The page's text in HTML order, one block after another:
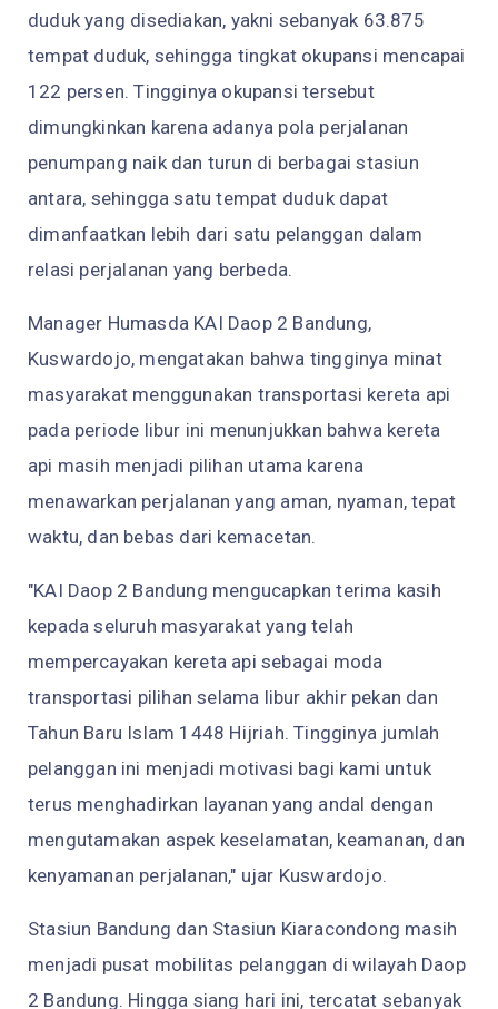
duduk yang disediakan, yakni sebanyak 63.875
tempat duduk, sehingga tingkat okupansi mencapai
122 persen. Tingginya okupansi tersebut
dimungkinkan karena adanya pola perjalanan
penumpang naik dan turun di berbagai stasiun
antara, sehingga satu tempat duduk dapat
dimanfaatkan lebih dari satu pelanggan dalam
relasi perjalanan yang berbeda.
Manager Humasda KAI Daop 2 Bandung,
Kuswardojo, mengatakan bahwa tingginya minat
masyarakat menggunakan transportasi kereta api
pada periode libur ini menunjukkan bahwa kereta
api masih menjadi pilihan utama karena
menawarkan perjalanan yang aman, nyaman, tepat
waktu, dan bebas dari kemacetan.
"KAI Daop 2 Bandung mengucapkan terima kasih
kepada seluruh masyarakat yang telah
mempercayakan kereta api sebagai moda
transportasi pilihan selama libur akhir pekan dan
Tahun Baru Islam 1448 Hijriah. Tingginya jumlah
pelanggan ini menjadi motivasi bagi kami untuk
terus menghadirkan layanan yang andal dengan
mengutamakan aspek keselamatan, keamanan, dan
kenyamanan perjalanan," ujar Kuswardojo.
Stasiun Bandung dan Stasiun Kiaracondong masih
menjadi pusat mobilitas pelanggan di wilayah Daop
2 Bandung. Hingga siang hari ini, tercatat sebanyak